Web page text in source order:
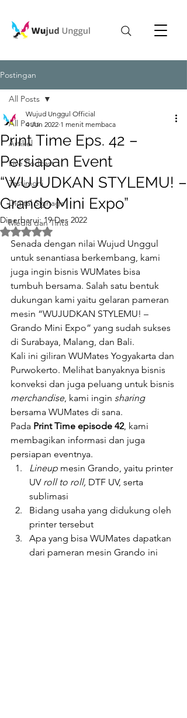
Postingan
All Posts
Artikel
Live Podcast
Testimoni
Digital Signage
Media dan Tinta
All Posts
Print Time Eps. 42 –
Persiapan Event
“WUJUDKAN STYLEMU! –
Grando Mini Expo”
Wujud Unggul Official
4 Jun 2022 1 menit membaca
Diperbarui:19 Des 2022
Dinilai NaN dari 5 bintang.
Senada dengan nilai Wujud Unggul
untuk senantiasa berkembang, kami
juga ingin bisnis WUMates bisa
tumbuh bersama. Salah satu bentuk
dukungan kami yaitu gelaran pameran
mesin “WUJUDKAN STYLEMU! –
Grando Mini Expo” yang sudah sukses
di Surabaya, Malang, dan Bali.
Kali ini giliran WUMates Yogyakarta dan
Purwokerto. Melihat banyaknya bisnis
konveksi dan juga peluang untuk bisnis
merchandise, kami ingin sharing
bersama WUMates di sana.
Pada Print Time episode 42, kami
membagikan informasi dan juga
persiapan eventnya.
Lineup mesin Grando, yaitu printer
UV roll to roll, DTF UV, serta
sublimasi
Bidang usaha yang didukung oleh
printer tersebut
Apa yang bisa WUMates dapatkan
dari pameran mesin Grando ini